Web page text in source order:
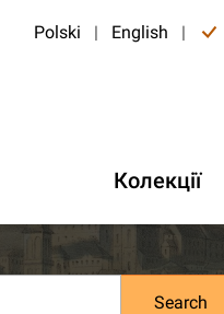
Polski | English |
Колекції
Search